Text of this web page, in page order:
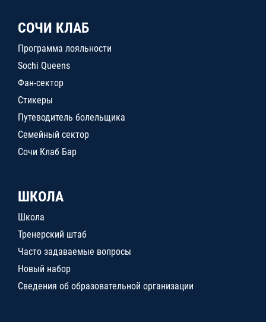
СОЧИ КЛАБ
Программа лояльности
Sochi Queens
Фан-сектор
Стикеры
Путеводитель болельщика
Семейный сектор
Сочи Клаб Бар
ШКОЛА
Школа
Тренерский штаб
Часто задаваемые вопросы
Новый набор
Сведения об образовательной организации